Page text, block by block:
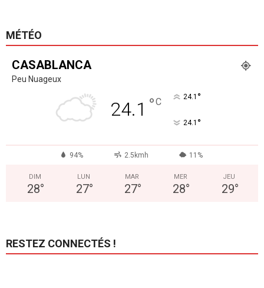
MÉTÉO
CASABLANCA
Peu Nuageux
24.1 °C 24.1 °
24.1 °
94% 2.5kmh 11%
DIM
28°
LUN
27°
MAR
27°
MER
28°
JEU
29°
RESTEZ CONNECTÉS !